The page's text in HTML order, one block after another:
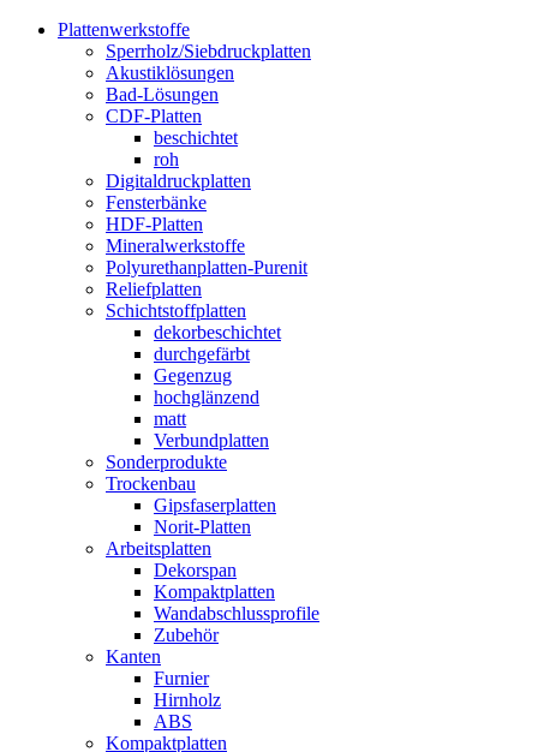
Plattenwerkstoffe
Sperrholz/Siebdruckplatten
Akustiklösungen
Bad-Lösungen
CDF-Platten
beschichtet
roh
Digitaldruckplatten
Fensterbänke
HDF-Platten
Mineralwerkstoffe
Polyurethanplatten-Purenit
Reliefplatten
Schichtstoffplatten
dekorbeschichtet
durchgefärbt
Gegenzug
hochglänzend
matt
Verbundplatten
Sonderprodukte
Trockenbau
Gipsfaserplatten
Norit-Platten
Arbeitsplatten
Dekorspan
Kompaktplatten
Wandabschlussprofile
Zubehör
Kanten
Furnier
Hirnholz
ABS
Kompaktplatten